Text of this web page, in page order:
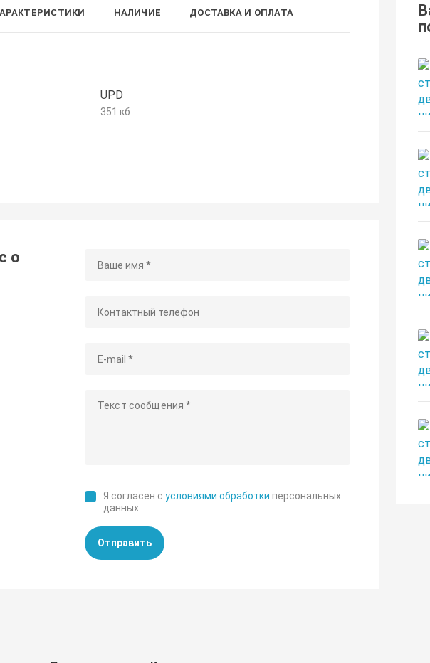
НАЛИЧИЕ ДОСТАВКА И ОПЛАТА
UPD
351 кб
о
Я согласен сусловиями обработки персональных
данных
Отправить